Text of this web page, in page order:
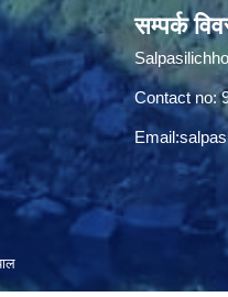
सम्पर्क
Contact no:
Email: